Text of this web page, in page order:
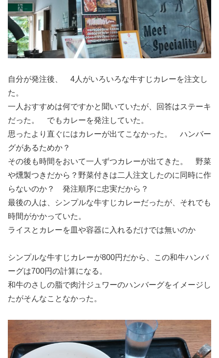
自分が発注後、 4人がいろいろな牛すじカレーを注文し
た。
一人おすすめは何ですかと聞いていたが、回答はステーキ
だった。 でもカレーを発注していた。
思ったより直ぐにはカレーが出てこなかった。 ハンバー
グがあるためか？
その後も時間をおいて一人ずつカレーが出てきた。 野菜
や燻製つきだから？野菜付きは二人注文したのに同時に作
らないのか？ 発注順序に忠実だから？
最後の人は、シンプルな牛すじカレーだったが、それでも
時間がかかっていた。
ライスとカレーを皿や容器に入れるだけでは無いのか
シンプルな牛すじカレーが800円だから、この和牛ハンバ
ーグは700円の計算になる。
和牛のさしの脂で肉汁ジュワーのハンバーグをイメージし
たがそんなことなかった。